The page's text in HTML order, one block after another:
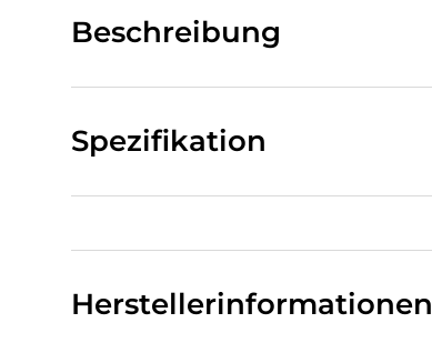
Beschreibung
Spezifikation
Herstellerinformationen